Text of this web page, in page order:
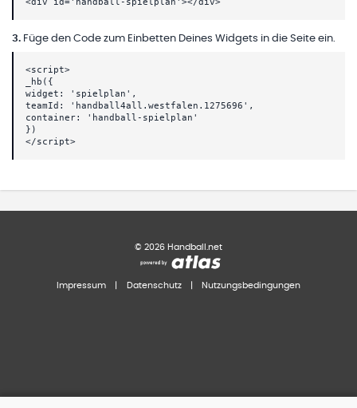
3. Füge den Code zum Einbetten Deines Widgets in die Seite ein.
<script>
_hb({
widget: 'spielplan',
teamId: 'handball4all.westfalen.1275696',
container: 'handball-spielplan'
})
</script>
© 2026 Handball.net
Impressum Datenschutz Nutzungsbedingungen